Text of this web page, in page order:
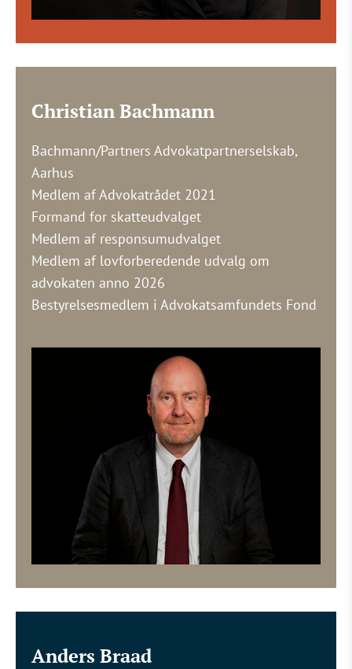
Christian Bachmann
Bachmann/Partners Advokatpartnerselskab,
Aarhus
Medlem af Advokatrådet 2021
Formand for skatteudvalget
Medlem af responsumudvalget
Medlem af lovforberedende udvalg om
advokaten anno 2026
Bestyrelsesmedlem i Advokatsamfundets Fond
Anders Braad